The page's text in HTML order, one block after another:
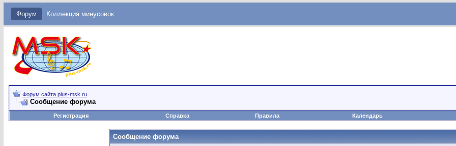
Форум Коллекция минусовок
Форум сайта plus-msk.ru
Сообщение форума
Регистрация
Справка Правила Календарь
Сообщение форума